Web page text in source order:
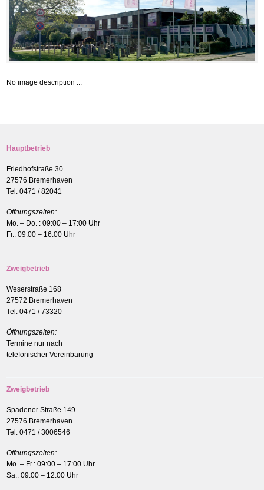
No image description ...
Hauptbetrieb
Friedhofstraße 30
27576 Bremerhaven
Tel: 0471 / 82041
Öffnungszeiten:
Mo. – Do. : 09:00 – 17:00 Uhr
Fr.: 09:00 – 16:00 Uhr
Zweigbetrieb
Weserstraße 168
27572 Bremerhaven
Tel: 0471 / 73320
Öffnungszeiten:
Termine nur nach
telefonischer Vereinbarung
Zweigbetrieb
Spadener Straße 149
27576 Bremerhaven
Tel: 0471 / 3006546
Öffnungszeiten:
Mo. – Fr.: 09:00 – 17:00 Uhr
Sa.: 09:00 – 12:00 Uhr